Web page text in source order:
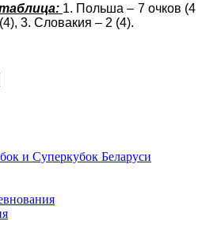
1. Польша – 7 очков (4
3. Словакия – 2 (4).
и Суперкубок Беларуси